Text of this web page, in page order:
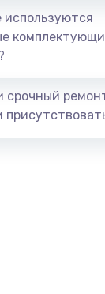
Заказать
шлейфа
Заказать
срочный